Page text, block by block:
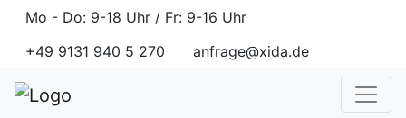
Mo - Do: 9-18 Uhr / Fr: 9-16 Uhr
+49 9131 940 5 270
anfrage@xida.de